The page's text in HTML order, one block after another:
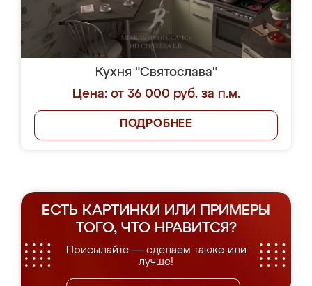
Кухня "Святослава"
Цена: от 36 000 руб. за п.м.
ПОДРОБНЕЕ
ЕСТЬ КАРТИНКИ ИЛИ ПРИМЕРЫ
ТОГО, ЧТО НРАВИТСЯ?
Присылайте — сделаем также или
лучше!